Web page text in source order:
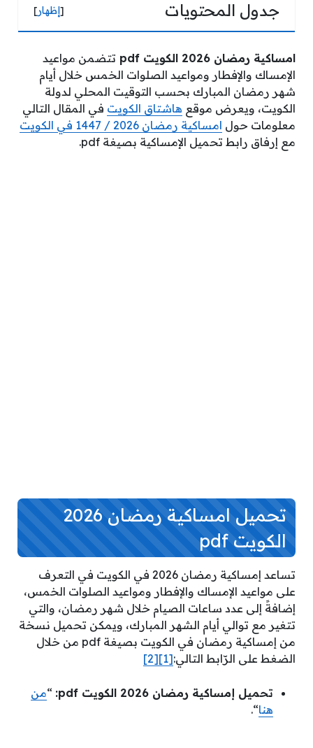
جدول المحتويات [إظهار]
امساكية رمضان 2026 الكويت pdf
تتضمن مواعيد
الإمساك والإفطار ومواعيد الصلوات الخمس خلال أيام
شهر رمضان المبارك بحسب التوقيت المحلي لدولة
الكويت، ويعرض موقع هاشتاق الكويت في المقال التالي
معلومات حول امساكية رمضان 2026 / 1447 في الكويت
مع إرفاق رابط تحميل الإمساكية بصيغة pdf.
تحميل امساكية رمضان 2026
الكويت pdf
تساعد إمساكية رمضان 2026 في الكويت في التعرف
على مواعيد الإمساك والإفطار ومواعيد الصلوات الخمس،
إضافةً إلى عدد ساعات الصيام خلال شهر رمضان، والتي
تتغير مع توالي أيام الشهر المبارك، ويمكن تحميل نسخة
من إمساكية رمضان في الكويت بصيغة pdf من خلال
الضغط على الرّابط التالي:[1]
[2]
تحميل إمساكية رمضان 2026 الكويت pdf: “من
هنا“.